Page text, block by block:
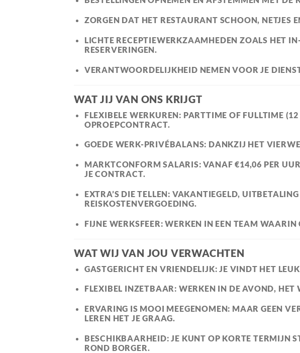
ZORGEN DAT HET RESTAURANT SCHOON, NETJES
LICHTE RECEPTIEWERKZAAMHEDEN ZOALS HET
RESERVERINGEN.
VERANTWOORDELIJKHEID NEMEN VOOR JE
WAT JIJ VAN ONS KRIJGT
FLEXIBELE WERKUREN: PARTTIME OF FULLTIME
OPROEPCONTRACT.
GOEDE WERK-PRIVÉBALANS: DANKZIJ HET
MARKTCONFORM SALARIS: VANAF €14,06 PER
JE CONTRACT.
EXTRA’S DIE TELLEN: VAKANTIEGELD,
REISKOSTENVERGOEDING.
FIJNE WERKSFEER: WERKEN IN EEN TEAM WAARIN
WAT WIJ VAN JOU VERWACHTEN
GASTGERICHT EN VRIENDELIJK: JE VINDT HET
FLEXIBEL INZETBAAR: WERKEN IN DE AVOND, HET
ERVARING IS MOOI MEEGENOMEN: MAAR GEEN
LEREN HET JE GRAAG.
BESCHIKBAARHEID: JE KUNT OP KORTE TERMIJN
ROND BORGER.